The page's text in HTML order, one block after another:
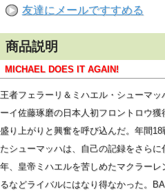
友達にメールですすめる
商品説明
MICHAEL DOES IT AGAIN!
王者フェラーリ＆ミハエル・シューマ
ーイ佐藤琢磨の日本人初フロントロウ
盛り上がりと興奮を呼び込んだ。年間
たシューマッハは、自己の記録をさら
年、皇帝ミハエルを苦しめたマクラー
るなどライバルにはなり得なかった。